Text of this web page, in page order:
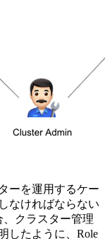
ーを運用するケー
なければならない
クラスター管理
したように、Role